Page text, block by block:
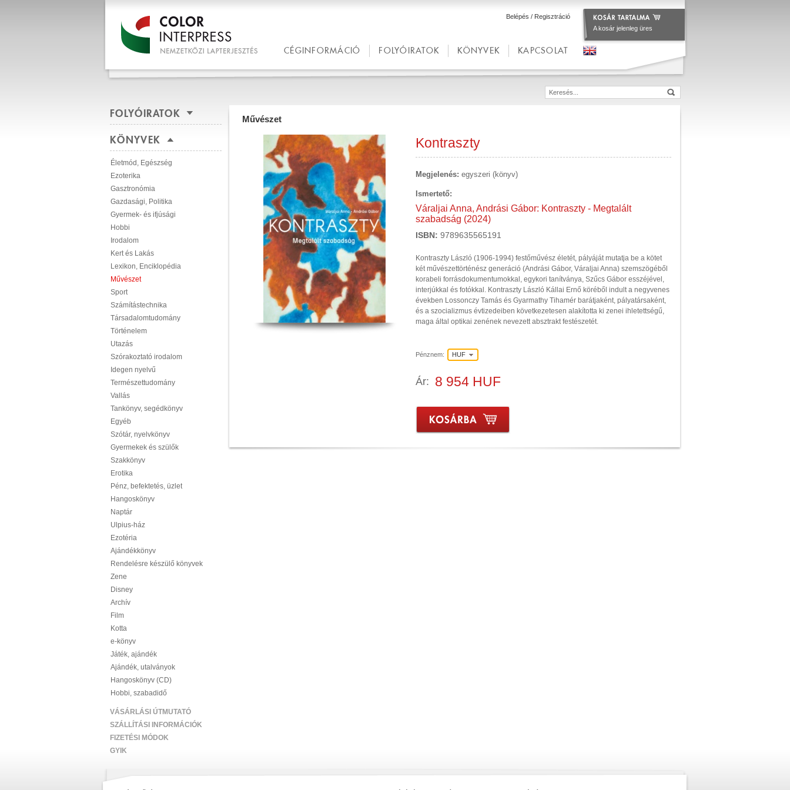
Belépés / Regisztráció
A kosár jelenleg üres
CÉGINFORMÁCIÓ FOLYÓIRATOK KÖNYVEK KAPCSOLAT
FOLYÓIRATOK
KÖNYVEK
Életmód, Egészség
Ezoterika
Gasztronómia
Gazdasági, Politika
Gyermek- és ifjúsági
Hobbi
Irodalom
Kert és Lakás
Lexikon, Enciklopédia
Művészet
Sport
Számítástechnika
Társadalomtudomány
Történelem
Utazás
Szórakoztató irodalom
Idegen nyelvű
Természettudomány
Vallás
Tankönyv, segédkönyv
Egyéb
Szótár, nyelvkönyv
Gyermekek és szülők
Szakkönyv
Erotika
Pénz, befektetés, üzlet
Hangoskönyv
Naptár
Ulpius-ház
Ezotéria
Ajándékkönyv
Rendelésre készülő könyvek
Zene
Disney
Archív
Film
Kotta
e-könyv
Játék, ajándék
Ajándék, utalványok
Hangoskönyv (CD)
Hobbi, szabadidő
VÁSÁRLÁSI ÚTMUTATÓ
SZÁLLÍTÁSI INFORMÁCIÓK
FIZETÉSI MÓDOK
GYIK
Művészet
Kontraszty
Megjelenés: egyszeri (könyv)
Ismertető:
Váraljai Anna, Andrási Gábor: Kontraszty - Megtalált
szabadság (2024)
ISBN: 9789635565191
Kontraszty László (1906-1994) festőművész életét, pályáját mutatja be a kötet
két művészettörténész generáció (Andrási Gábor, Váraljai Anna) szemszögéből
korabeli forrásdokumentumokkal, egykori tanítványa, Szűcs Gábor esszéjével,
interjúkkal és fotókkal. Kontraszty László Kállai Ernő köréből indult a negyvenes
években Lossonczy Tamás és Gyarmathy Tihamér barátjaként, pályatársaként,
és a szocializmus évtizedeiben következetesen alakította ki zenei ihletettségű,
maga által optikai zenének nevezett absztrakt festészetét.
Pénznem: HUF
Ár: 8 954 HUF